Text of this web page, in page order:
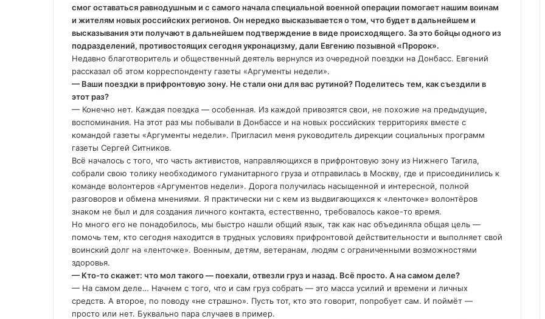
смог оставаться равнодушным и с самого начала специальной военной операции помогает нашим воинам
и жителям новых российских регионов. Он нередко высказывается о том, что будет в дальнейшем и
высказывания эти получают в дальнейшем подтверждение в виде происходящего. За это бойцы одного из
подразделений, противостоящих сегодня укронацизму, дали Евгению позывной «Пророк».
Недавно благотворитель и общественный деятель вернулся из очередной поездки на Донбасс. Евгений
рассказал об этом корреспонденту газеты «Аргументы недели».
— Ваши поездки в прифронтовую зону. Не стали они для вас рутиной? Поделитесь тем, как съездили в
этот раз?
— Конечно нет. Каждая поездка — особенная. Из каждой привозятся свои, не похожие на предыдущие,
воспоминания. На этот раз мы побывали в Донбассе и на новых российских территориях вместе с
командой газеты «Аргументы недели». Пригласил меня руководитель дирекции социальных программ
газеты Сергей Ситников.
Всё началось с того, что часть активистов, направляющихся в прифронтовую зону из Нижнего Тагила,
собрали свою толику необходимого гуманитарного груза и отправилась в Москву, где и присоединились к
команде волонтеров «Аргументов недели». Дорога получилась насыщенной и интересной, полной
разговоров и обмена мнениями. Я практически ни с кем из выдвигающихся к «ленточке» волонтёров
знаком не был и для создания личного контакта, естественно, требовалось какое-то время.
Но много его не понадобилось, мы быстро нашли общий язык, так как нас объединяла общая цель —
помочь тем, кто сегодня находится в трудных условиях прифронтовой действительности и выполняет свой
воинский долг на «ленточке». Военным, детям, ветеранам, людям с ограниченными возможностями
здоровья.
— Кто-то скажет: что мол такого — поехали, отвезли груз и назад. Всё просто. А на самом деле?
— На самом деле… Начнем с того, что и сам груз собрать — это масса усилий и времени и личных
средств. А второе, по поводу «не страшно». Пусть тот, кто это говорит, попробует сам. И поймёт —
просто или нет. Буквально пара случаев в пример.